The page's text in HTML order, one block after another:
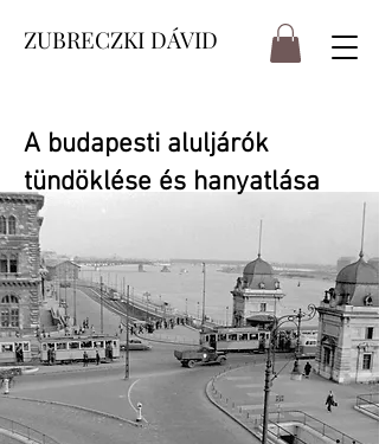
ZUBRECZKI DÁVID
A budapesti aluljárók
tündöklése és hanyatlása